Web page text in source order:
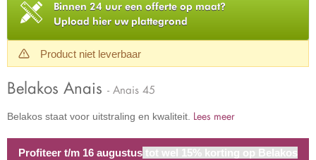
Binnen 24 uur een offerte op maat?
Upload hier uw plattegrond
Product niet leverbaar
Belakos Anais - Anais 45
Belakos staat voor uitstraling en kwaliteit. Lees meer
Profiteer t/m 16 augustus tot wel 15% korting op Belakos